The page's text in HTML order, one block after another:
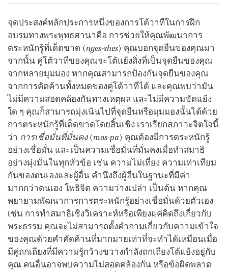
facebook
จุดประสงค์หลักประการหนึ่งของการโต้วาทีในการฝึก
อบรมทางพระพุทธศานาคือ การช่วยให้คุณพัฒนาการ
ตระหนักรู้ที่เด็ดขาด (nges-shes) คุณบอกจุดยืนของคุณมา
จากนั้น คู่โต้วาทีของคุณจะโต้แย้งสิ่งที่เป็นจุดยืนของคุณ
จากหลายมุมมอง หากคุณสามารถป้องกันจุดยืนของคุณ
จากการคัดค้านทั้งหมดของคู่โต้วาทีได้ และคุณพบว่ามัน
ไม่มีความสอดคล้องกันทางเหตุผล และไม่มีความขัดแย้ง
ใด ๆ คุณก็สามารถมุ่งเน้นไปที่จุดยืนหรือมุมมองนั้นได้ด้วย
การตระหนักรู้ที่เด็ดขาดโดยสิ้นเชิง เราเรียกสภาวะจิตใจนี้
ว่า การเชื่อมั่นที่มั่นคง (mos-pa) คุณต้องมีการตระหนักรู้
อย่างเชื่อมั่น และเป็นความเชื่อมั่นที่มั่นคงเมื่อทำสมาธิ
อย่างมุ่งมั่นในทุกหัวข้อ เช่น ความไม่เที่ยง ความเท่าเทียม
กันของตนเองและผู้อื่น คำนึงถึงผู้อื่นในฐานะที่มีค่า
มากกว่าตนเอง โพธิจิต ความว่างเปล่า เป็นต้น หากคุณ
พยายามพัฒนาการการตระหนักรู้อย่างเชื่อมั่นด้วยตัวเอง
เช่น การทำสมาธิเชิงวิเคราะห์หรือเพียงแค่คิดถึงเกี่ยวกับ
พระธรรม คุณจะไม่สามารถตั้งคำถามเกี่ยวกับความเข้าใจ
ของคุณด้วยคำคัดค้านที่มากมายเท่าที่จะทำได้เหมือนเมื่อ
มีคู่ถกเถียงที่มีความรู้กว้างขวางกำลังถกเถียงโต้แย้งอยู่กับ
คุณ คนอื่นอาจพบความไม่สอดคล้องกัน หรือข้อผิดพลาด